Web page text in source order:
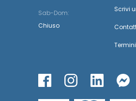
Sab-Dom:
Chiuso
Scrivi
Termini